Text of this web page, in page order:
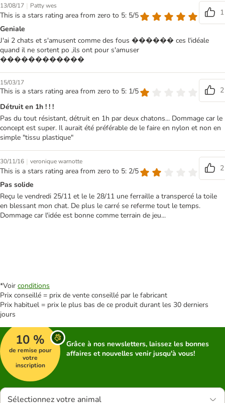
13/08/17 | Patty wes
This is a stars rating area from zero to 5: 5/5
1
Geniale
J'ai 2 chats et s'amusent comme des fous ������ ces l'idéale
quand il ne sortent po ,ils ont pour s'amuser
������������
15/03/17
This is a stars rating area from zero to 5: 1/5
2
Détruit en 1h ! ! !
Pas du tout résistant, détruit en 1h par deux chatons... Dommage car le
concept est super. Il aurait été préférable de le faire en nylon et non en
simple "tissu plastique"
30/11/16 | veronique warnotte
This is a stars rating area from zero to 5: 2/5
2
Pas solide
Reçu le vendredi 25/11 et le le 28/11 une ferraille a transpercé la toile
en blessant mon chat. De plus le carré se referme tout le temps.
Dommage car l'idée est bonne comme terrain de jeu...
*Voir conditions
Prix conseillé = prix de vente conseillé par le fabricant
Prix habituel = prix le plus bas de ce produit durant les 30 derniers
jours
10 %
de remise pour
votre
inscription
Grâce à nos newsletters, laissez les bonnes
affaires et nouvelles venir jusqu'à vous!
Sélectionnez votre animal